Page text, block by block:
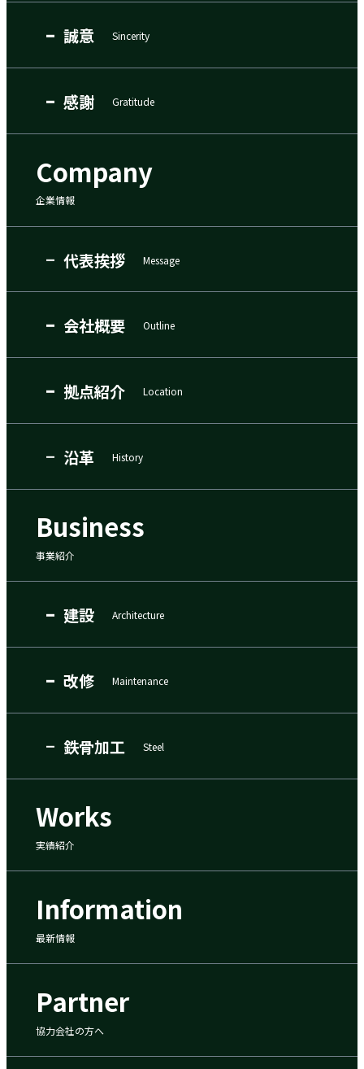
誠意 Sincerity
感謝 Gratitude
Company
企業情報
代表挨拶 Message
会社概要 Outline
拠点紹介 Location
沿革 History
Business
事業紹介
建設 Architecture
改修 Maintenance
鉄骨加工 Steel
Works
実績紹介
Information
最新情報
Partner
協力会社の方へ